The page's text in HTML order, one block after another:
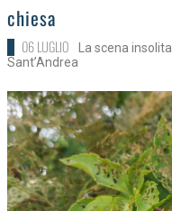
chiesa
06 LUGLIO
La scena
Sant’Andrea